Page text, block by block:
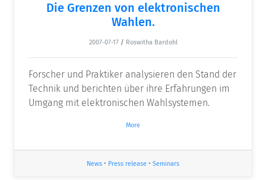
Die Grenzen von elektronischen
Wahlen.
2007-07-17 / Roswitha Bardohl
Forscher und Praktiker analysieren den Stand der
Technik und berichten über ihre Erfahrungen im
Umgang mit elektronischen Wahlsystemen.
More
News • Press release • Seminars